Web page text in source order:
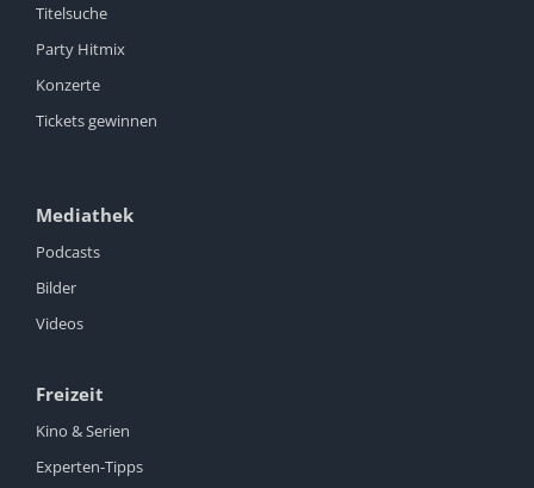
Titelsuche
Party Hitmix
Konzerte
Tickets gewinnen
Mediathek
Podcasts
Bilder
Videos
Freizeit
Kino & Serien
Experten-Tipps